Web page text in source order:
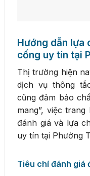
Hướng dẫn lựa
cống uy tín tại
Thị trường hiện
dịch vụ thông
cũng đảm bảo
mang”, việc
đánh giá và lựa
uy tín tại Phường
Tiêu chí đánh giá